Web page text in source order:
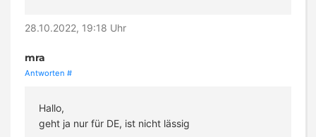
28.10.2022, 19:18 Uhr
mra
Antworten #
Hallo,
geht ja nur für DE, ist nicht lässig